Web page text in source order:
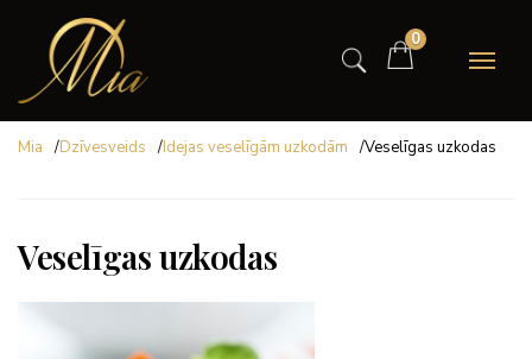
0
Mia /Dzīvesveids /Idejas veselīgām uzkodām /Veselīgas uzkodas
Veselīgas uzkodas